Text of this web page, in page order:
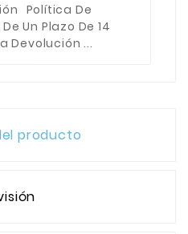
Política De
Un Plazo De 14
Devolución ...
producto